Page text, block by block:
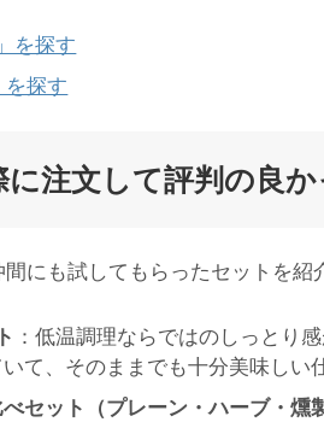
を探す
を探す
に注文して評判の良か
にも試してもらったセットを紹
：低温調理ならではのしっとり
て、そのままでも十分美味しい
セット（プレーン・ハーブ・燻